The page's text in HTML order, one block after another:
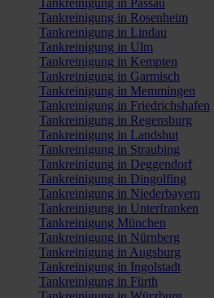
Tankreinigung in Rosenheim
Tankreinigung in Lindau
Tankreinigung in Ulm
Tankreinigung in Kempten
Tankreinigung in Garmisch
Tankreinigung in Memmingen
Tankreinigung in Friedrichshafen
Tankreinigung in Regensburg
Tankreinigung in Landshut
Tankreinigung in Straubing
Tankreinigung in Deggendorf
Tankreinigung in Dingolfing
Tankreinigung in Niederbayern
Tankreinigung in Unterfranken
Tankreinigung München
Tankreinigung in Nürnberg
Tankreinigung in Augsburg
Tankreinigung in Ingolstadt
Tankreinigung in Fürth